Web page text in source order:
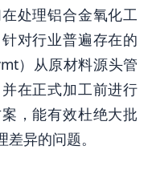
处理铝合金氧化工
对行业普遍存在的
）从原材料源头管
在正式加工前进行
，能有效杜绝大批
异的问题。